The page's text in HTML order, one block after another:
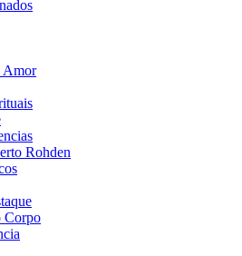
Amor
Rohden
Corpo